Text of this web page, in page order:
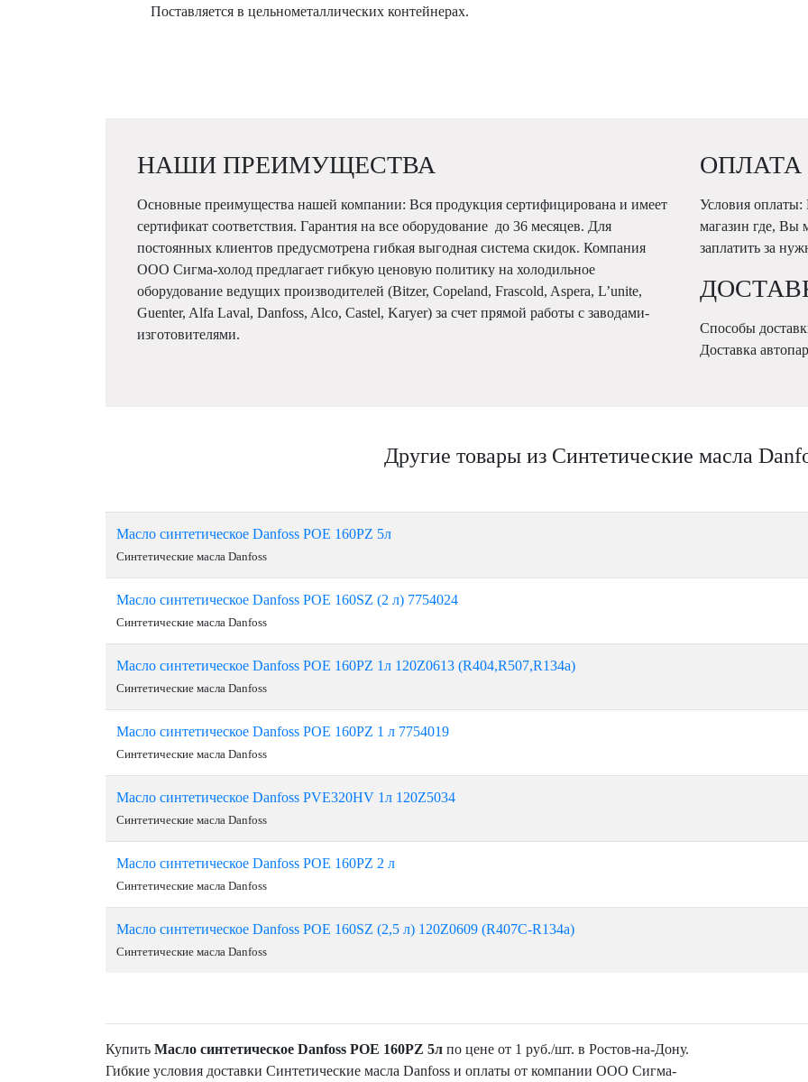
Поставляется в цельнометаллических контейнерах.
НАШИ ПРЕИМУЩЕСТВА
Основные преимущества нашей компании: Вся продукция сертифицирована и имеет
сертификат соответствия. Гарантия на все оборудование до 36 месяцев. Для
постоянных клиентов предусмотрена гибкая выгодная система скидок. Компания
ООО Сигма-холод предлагает гибкую ценовую политику на холодильное
оборудование ведущих производителей (Bitzer, Copeland, Frascold, Aspera, L’unite,
Guenter, Alfa Laval, Danfoss, Alco, Castel, Karyer) за счет прямой работы с заводами-
изготовителями.
ОПЛАТА
Условия
магазин где, Вы
заплатить за
Способы
Доставка
Другие товары из Синтетические масла
Масло синтетическое Danfoss POE 160PZ 5л
Синтетические масла Danfoss
Масло синтетическое Danfoss POE 160SZ (2 л) 7754024
Синтетические масла Danfoss
Масло синтетическое Danfoss POE 160PZ 1л 120Z0613 (R404,R507,R134а)
Синтетические масла Danfoss
Масло синтетическое Danfoss POE 160PZ 1 л 7754019
Синтетические масла Danfoss
Масло синтетическое Danfoss PVE320HV 1л 120Z5034
Синтетические масла Danfoss
Масло синтетическое Danfoss POE 160PZ 2 л
Синтетические масла Danfoss
Масло синтетическое Danfoss POE 160SZ (2,5 л) 120Z0609 (R407C-R134а)
Синтетические масла Danfoss
Купить Масло синтетическое Danfoss POE 160PZ 5л по цене от 1 руб./шт. в Ростов-на-Дону.
Гибкие условия доставки Синтетические масла Danfoss и оплаты от компании ООО Сигма-